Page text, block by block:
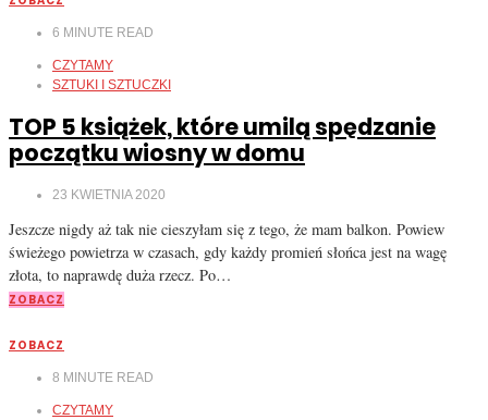
6 MINUTE READ
CZYTAMY
SZTUKI I SZTUCZKI
TOP 5 książek, które umilą spędzanie
początku wiosny w domu
23 KWIETNIA 2020
Jeszcze nigdy aż tak nie cieszyłam się z tego, że mam balkon. Powiew
świeżego powietrza w czasach, gdy każdy promień słońca jest na wagę
złota, to naprawdę duża rzecz. Po…
ZOBACZ
ZOBACZ
8 MINUTE READ
CZYTAMY